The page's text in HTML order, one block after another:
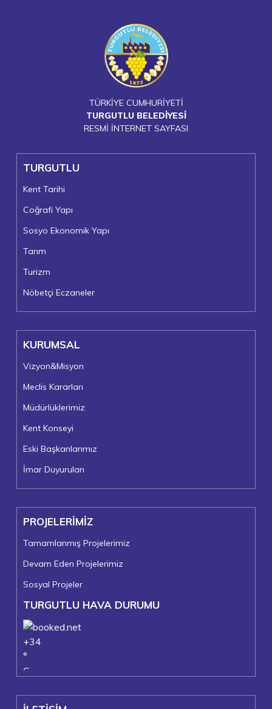
TÜRKİYE CUMHURİYETİ
TURGUTLU BELEDİYESİ
RESMİ İNTERNET SAYFASI
TURGUTLU
Kent Tarihi
Coğrafi Yapı
Sosyo Ekonomik Yapı
Tarım
Turizm
Nöbetçi Eczaneler
KURUMSAL
Vizyon&Misyon
Meclis Kararları
Müdürlüklerimiz
Kent Konseyi
Eski Başkanlarımız
İmar Duyuruları
PROJELERİMİZ
Tamamlanmış Projelerimiz
Devam Eden Projelerimiz
Sosyal Projeler
TURGUTLU HAVA DURUMU
+34
°
C
+23°